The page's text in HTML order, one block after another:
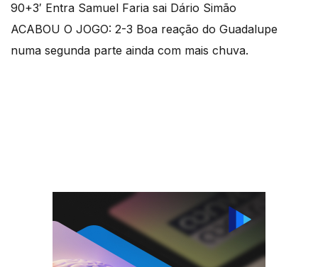
90+3′ Entra Samuel Faria sai Dário Simão
ACABOU O JOGO: 2-3 Boa reação do Guadalupe
numa segunda parte ainda com mais chuva.